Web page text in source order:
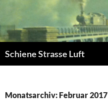
springen
Schiene Strasse Luft
Monatsarchiv: Februar 2017